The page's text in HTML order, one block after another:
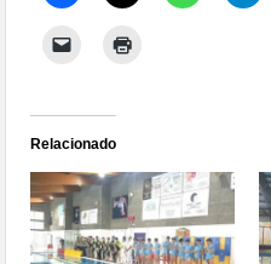
Relacionado